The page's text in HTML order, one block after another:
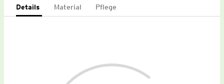
Details Material Pflege